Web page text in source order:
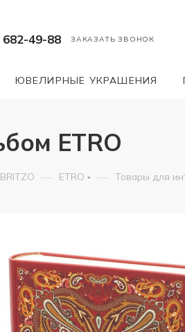
682-49-88 ЗАКАЗАТЬ ЗВОНОК
ЮВЕЛИРНЫЕ УКРАШЕНИЯ
ETRO
— ETRO — Товары для